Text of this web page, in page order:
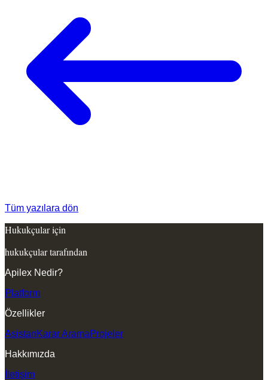
Tüm yazılara dön
Hukukçular için
hukukçular tarafından
Apilex Nedir?
Platform
Özellikler
AsistanKarar AramaProjeler
Hakkımızda
İletişim